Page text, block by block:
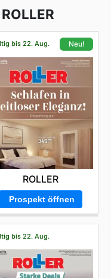
bis 22. Aug. Neu!
ROLLER
Prospekt öffnen
bis 22. Aug.